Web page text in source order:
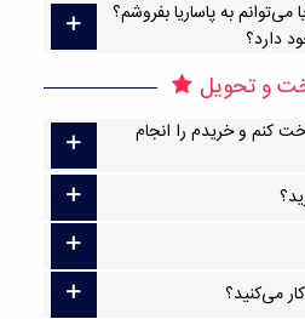
می‌توانم به پاساریا بفروشم؟
دارد؟
و تحویل
کنم و خریدم را انجام
می‌کنید؟